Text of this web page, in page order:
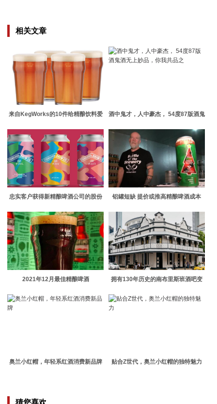
相关文章
来自KegWorks的10件给精酿饮料爱
酒中鬼才，人中豪杰， 54度87版酒鬼
忠实客户获得新精酿啤酒公司的股份 铝罐短缺 提价或推高精酿啤酒成本
2021年12月最佳精酿啤酒
拥有130年历史的南布里斯班酒吧变
奥兰小红帽，年轻系红酒消费新品牌 贴合Z世代，奥兰小红帽的独特魅力
猜您喜欢